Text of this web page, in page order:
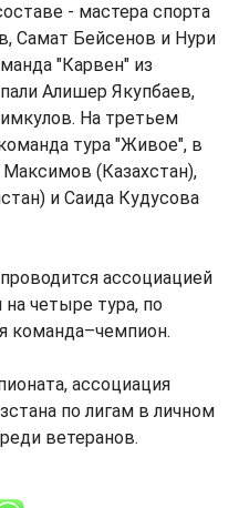
- мастера спорта
Самат Бейсенов и Нури
"Карвен" из
Алишер Якупбаев,
На третьем
тура "Живое", в
(Казахстан),
и Саида Кудусова
ассоциацией
четыре тура, по
команда–чемпион.
ассоциация
по лигам в личном
ветеранов.